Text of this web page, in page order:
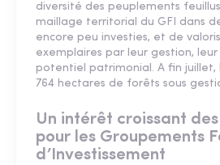
diversité des peuplements
maillage territorial du GFI dans
encore peu investies, et de
exemplaires par leur gestion,
potentiel patrimonial. A fin
764 hectares de forêts sous
Un intérêt croissant
pour les Groupements
d’Investissement